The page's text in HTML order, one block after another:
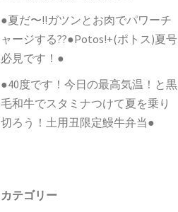
●夏だ〜!!ガツンとお肉でパワーチ
ャージする??●Potos!+(ポトス)夏号
必見です！●
●40度です！今日の最高気温！と黒
毛和牛でスタミナつけて夏を乗り
切ろう！土用丑限定鰻牛弁当●
カテゴリー